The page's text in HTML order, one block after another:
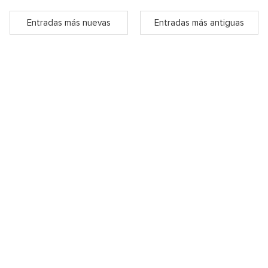
Entradas más nuevas Entradas más antiguas